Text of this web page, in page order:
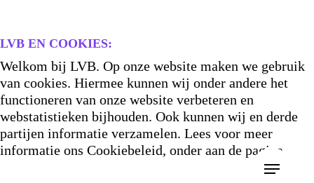
LVB EN COOKIES:
Welkom bij LVB. Op onze website maken we gebruik
van cookies. Hiermee kunnen wij onder andere het
functioneren van onze website verbeteren en
webstatistieken bijhouden. Ook kunnen wij en derde
partijen informatie verzamelen. Lees voor meer
informatie ons Cookiebeleid, onder aan de pagina.